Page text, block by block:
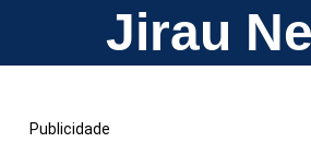
Jirau
Publicidade